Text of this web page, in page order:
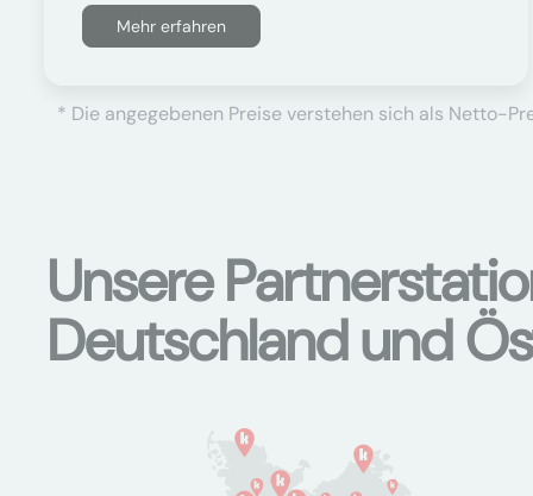
Mehr erfahren
* Die angegebenen Preise verstehen sich als Netto-
Unsere
Deutschland und